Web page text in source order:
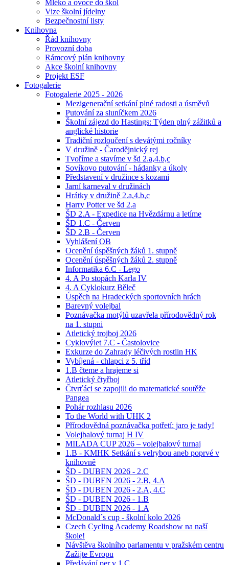
Mléko a ovoce do škol
Vize školní jídelny
Bezpečnostní listy
Knihovna
Řád knihovny
Provozní doba
Rámcový plán knihovny
Akce školní knihovny
Projekt ESF
Fotogalerie
Fotogalerie 2025 - 2026
Mezigenerační setkání plné radosti a úsměvů
Putování za sluníčkem 2026
Školní zájezd do Hastings: Týden plný zážitků a
anglické historie
Tradiční rozloučení s devátými ročníky
V družině - Čarodějnický rej
Tvoříme a stavíme v šd 2.a,4.b,c
Sovíkovo putování - hádanky a úkoly
Představení v družince s kozami
Jarní karneval v družinách
Hrátky v družině 2.a,4.b,c
Harry Potter ve šd 2.a
ŠD 2.A - Expedice na Hvězdárnu a letíme
ŠD 1.C - Červen
ŠD 2.B - Červen
Vyhlášení OB
Ocenění úspěšných žáků 1. stupně
Ocenění úspěšných žáků 2. stupně
Informatika 6.C - Lego
4. A Po stopách Karla IV
4. A Cyklokurz Běleč
Úspěch na Hradeckých sportovních hrách
Barevný volejbal
Poznávačka motýlů uzavřela přírodovědný rok
na 1. stupni
Atletický trojboj 2026
Cyklovýlet 7.C - Častolovice
Exkurze do Zahrady léčivých rostlin HK
Vybíjená - chlapci z 5. tříd
1.B čteme a hrajeme si
Atletický čtyřboj
Čtvrťáci se zapojili do matematické soutěže
Pangea
Pohár rozhlasu 2026
To the World with UHK 2
Přírodovědná poznávačka potřetí: jaro je tady!
Volejbalový turnaj H IV
MILADA CUP 2026 – volejbalový turnaj
1.B - KMHK Setkání s velrybou aneb poprvé v
knihovně
ŠD - DUBEN 2026 - 2.C
ŠD - DUBEN 2026 - 2.B, 4.A
ŠD - DUBEN 2026 - 2.A, 4.C
ŠD - DUBEN 2026 - 1.B
ŠD - DUBEN 2026 - 1.A
McDonald´s cup - školní kolo 2026
Czech Cycling Academy Roadshow na naší
škole!
Návštěva školního parlamentu v pražském centru
Zažijte Evropu